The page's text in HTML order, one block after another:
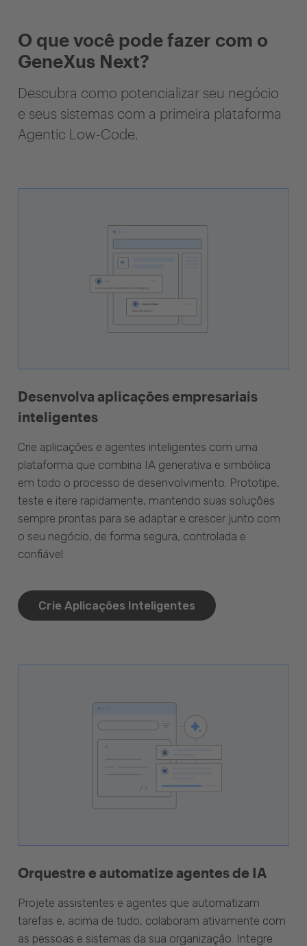
O que você pode fazer com o
GeneXus Next?
Descubra como potencializar seu negócio
e seus sistemas com a primeira plataforma
Agentic Low-Code.
Desenvolva aplicações empresariais
inteligentes
Crie aplicações e agentes inteligentes com uma
plataforma que combina IA generativa e simbólica
em todo o processo de desenvolvimento. Prototipe,
teste e itere rapidamente, mantendo suas soluções
sempre prontas para se adaptar e crescer junto com
o seu negócio, de forma segura, controlada e
confiável.
Crie Aplicações Inteligentes
Orquestre e automatize agentes de IA
Projete assistentes e agentes que automatizam
tarefas e, acima de tudo, colaboram ativamente com
as pessoas e sistemas da sua organização. Integre